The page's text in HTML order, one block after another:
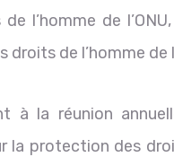
l’homme de
droits de l’homme de
à la réunion
la protection des